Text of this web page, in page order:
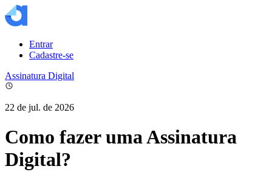
Entrar
Cadastre-se
Assinatura Digital
22 de jul. de 2026
Como fazer uma Assinatura
Digital?